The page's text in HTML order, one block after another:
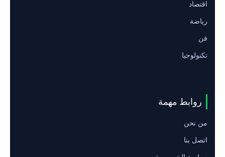
اقتصاد
رياضة
فن
تكنولوجيا
روابط مهمة
من نحن
اتصل بنا